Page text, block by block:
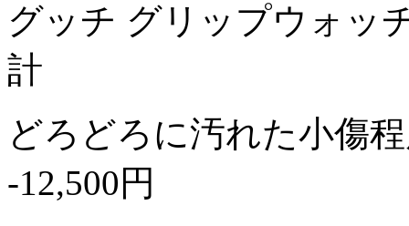
グッチ グリップウォッ
計
どろどろに汚れた小傷
-12,500円